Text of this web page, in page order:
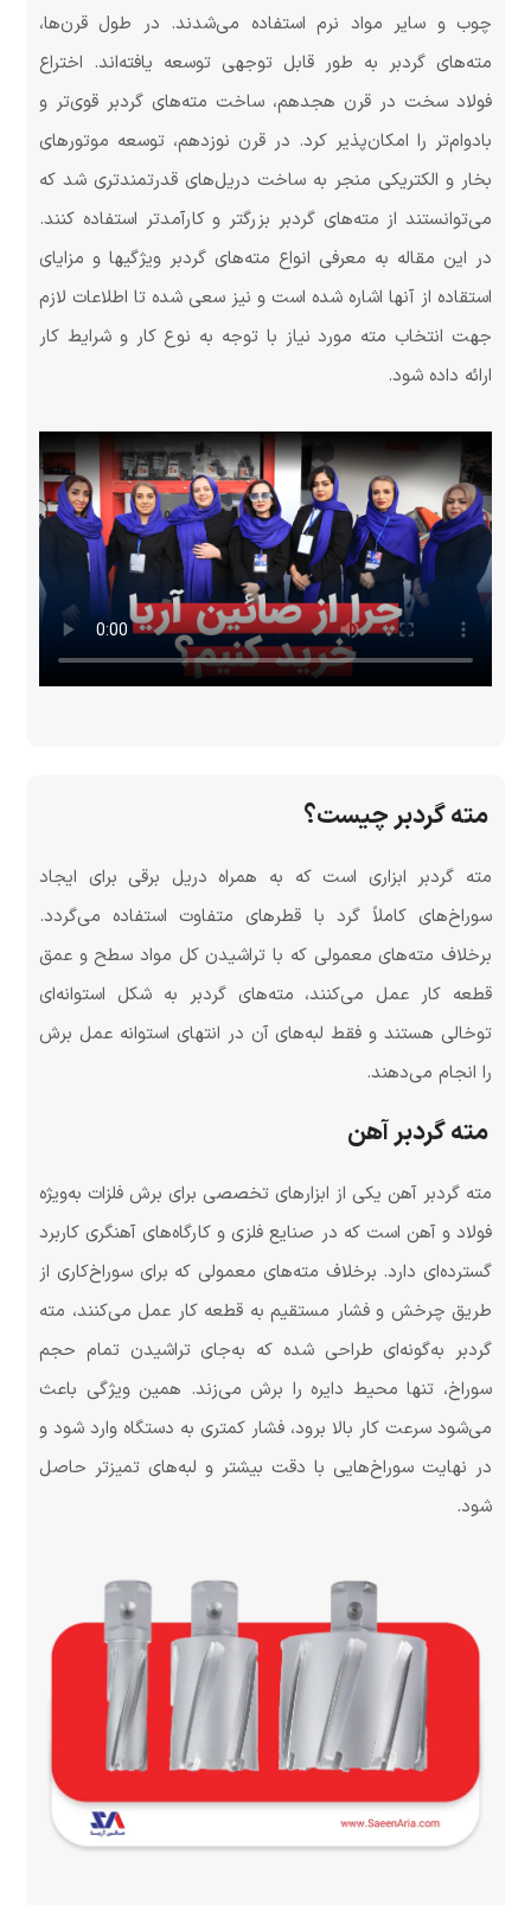
چوب و سایر مواد نرم استفاده می‌شدند. در طول قرن‌ها،
مته‌های گردبر به طور قابل توجهی توسعه یافته‌اند. اختراع
فولاد سخت در قرن هجدهم، ساخت مته‌های گردبر قوی‌تر و
بادوام‌تر را امکان‌پذیر کرد. در قرن نوزدهم، توسعه موتورهای
بخار و الکتریکی منجر به ساخت دریل‌های قدرتمندتری شد که
می‌توانستند از مته‌های گردبر بزرگتر و کارآمدتر استفاده کنند.
در این مقاله به معرفی انواع مته‌های گردبر ویژگیها و مزایای
استقاده از آنها اشاره شده است و نیز سعی شده تا اطلاعات لازم
جهت انتخاب مته مورد نیاز با توجه به نوع کار و شرایط کار
ارائه داده شود.
مته گردبر چیست؟
مته گردبر ابزاری است که به همراه دریل برقی برای ایجاد
سوراخ‌های کاملاً گرد با قطرهای متفاوت استفاده می‌گردد.
برخلاف مته‌های معمولی که با تراشیدن کل مواد سطح و عمق
قطعه کار عمل می‌کنند، مته‌های گردبر به شکل استوانه‌ای
توخالی هستند و فقط لبه‌های آن در انتهای استوانه عمل برش
را انجام می‌دهند.
مته گردبر آهن
مته گردبر آهن یکی از ابزارهای تخصصی برای برش فلزات به‌ویژه
فولاد و آهن است که در صنایع فلزی و کارگاه‌های آهنگری کاربرد
گسترده‌ای دارد. برخلاف مته‌های معمولی که برای سوراخ‌کاری از
طریق چرخش و فشار مستقیم به قطعه کار عمل می‌کنند، مته
گردبر به‌گونه‌ای طراحی شده که به‌جای تراشیدن تمام حجم
سوراخ، تنها محیط دایره را برش می‌زند. همین ویژگی باعث
می‌شود سرعت کار بالا برود، فشار کمتری به دستگاه وارد شود و
در نهایت سوراخ‌هایی با دقت بیشتر و لبه‌های تمیزتر حاصل
شود.